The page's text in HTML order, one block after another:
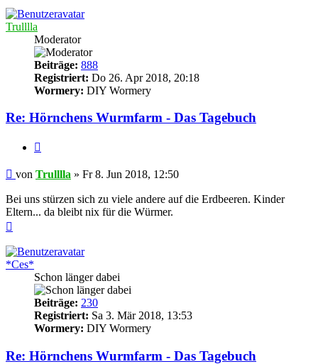
Trulllla
Moderator
Beiträge: 888
Registriert: Do 26. Apr 2018, 20:18
Wormery: DIY Wormery
Re: Hörnchens Wurmfarm - Das Tagebuch
Beitrag
von Trulllla » Fr 8. Jun 2018, 12:50
Bei uns stürzen sich zu viele andere auf die Erdbeeren. Kinder
Eltern... da bleibt nix für die Würmer.
*Ces*
Schon länger dabei
Beiträge: 230
Registriert: Sa 3. Mär 2018, 13:53
Wormery: DIY Wormery
Re: Hörnchens Wurmfarm - Das Tagebuch